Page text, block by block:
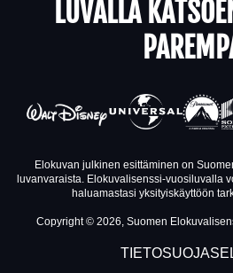
LUVALLA
Elokuvan julkinen esittäminen on
luvanvaraista. Elokuvalisenssi-vuosiluvalla
haluamastasi yksityiskäyttöön
Copyright © 2026, Suomen